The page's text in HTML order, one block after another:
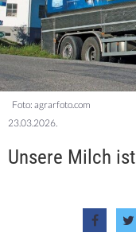
Foto: agrarfoto.com
23.03.2026.
Unsere Milch